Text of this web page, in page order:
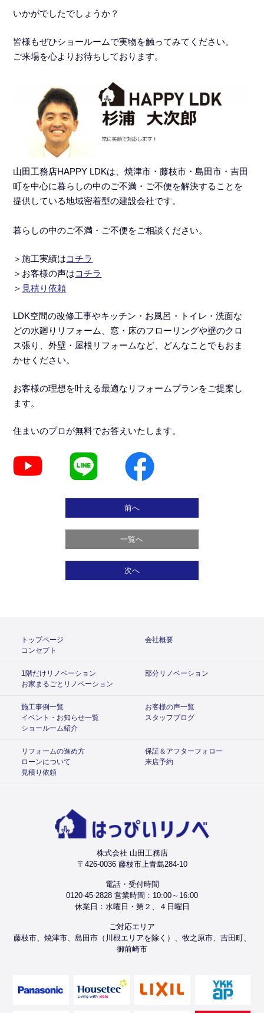
いかがでしたでしょうか？
皆様もぜひショールームで実物を触ってみてください。
ご来場を心よりお待ちしております。
山田工務店HAPPY LDKは、焼津市・藤枝市・島田市・吉田
町を中心に暮らしの中のご不満・ご不便を解決することを
提供している地域密着型の建設会社です。
暮らしの中のご不満・ご不便をご相談ください。
＞施工実績はコチラ
＞ お客様の声はコチラ
＞ 見積り依頼
LDK空間の改修工事やキッチン・お風呂・トイレ・洗面な
どの水廻りリフォーム
、窓・床のフローリングや壁のクロ
ス張り、外壁・屋根リフォームなど、どんなことでもおま
かせください。
お客様の理想を叶える最適なリフォームプランをご提案し
ます。
住まいのプロが無料でお答えいたします。
前へ
一覧へ
次へ
トップページ
会社概要
コンセプト
1階だけリノベーション
部分リノベーション
お家まるごとリノベーション
施工事例一覧
お客様の声一覧
イベント・お知らせ一覧
スタッフブログ
ショールーム紹介
リフォームの進め方
保証＆アフターフォロー
ローンについて
来店予約
見積り依頼
株式会社 山田工務店
〒426-0036 藤枝市上青島284-10
電話・受付時間
0120-45-2828 営業時間：10:00～16:00
休業日：水曜日・第２、４日曜日
ご対応エリア
藤枝市、焼津市、島田市（川根エリアを除く）、牧之原市、吉田町、
御前崎市